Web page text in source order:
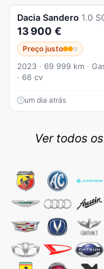
Dacia Sandero 1.0 SCe
13 900 €
Preço justo
2023 · 69 999 km ·
· 66 cv
um dia atrás
Ver todos